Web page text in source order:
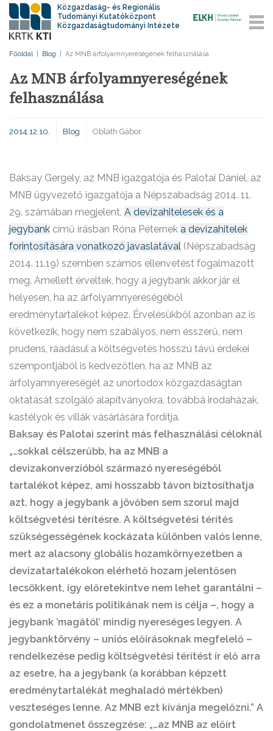
Közgazdaság- és Regionális
Tudományi Kutatóközpont
Közgazdaságtudományi Intézete
Főoldal Blog Az MNB árfolyamnyereségének felhasználása
Az MNB árfolyamnyereségének
felhasználása
2014.12.10. Blog Oblath Gábor
Baksay Gergely, az MNB igazgatója és Palotai Dániel, az
MNB ügyvezető igazgatója a Népszabadság 2014. 11.
29. számában megjelent, A devizahitelesek és a
jegybank című írásban Róna Péternek a devizahitelek
forintosítására vonatkozó javaslatával (Népszabadság
2014. 11.19) szemben számos ellenvetést fogalmazott
meg. Amellett érveltek, hogy a jegybank akkor jár el
helyesen, ha az árfolyamnyereségéből
eredménytartalékot képez. Érvelésükből azonban az is
következik, hogy nem szabályos, nem ésszerű, nem
prudens, ráadásul a költségvetés hosszú távú érdekei
szempontjából is kedvezőtlen, ha az MNB az
árfolyamnyereségét az unortodox közgazdaságtan
oktatását szolgáló alapítványokra, továbbá irodaházak,
kastélyok és villák vásárlására fordítja.
Baksay és Palotai szerint más felhasználási céloknál
„…sokkal célszerűbb, ha az MNB a
devizakonverzióból származó nyereségéből
tartalékot képez, ami hosszabb távon biztosíthatja
azt, hogy a jegybank a jövőben sem szorul majd
költségvetési térítésre. A költségvetési térítés
szükségességének kockázata különben valós lenne,
mert az alacsony globális hozamkörnyezetben a
devizatartalékokon elérhető hozam jelentősen
lecsökkent, így előretekintve nem lehet garantálni –
és ez a monetáris politikának nem is célja –, hogy a
jegybank ’magától’ mindig nyereséges legyen. A
jegybanktörvény – uniós előírásoknak megfelelő –
rendelkezése pedig költségvetési térítést ír elő arra
az esetre, ha a jegybank (a korábban képzett
eredménytartalékát meghaladó mértékben)
veszteséges lenne. Az MNB ezt kívánja megelőzni.” A
gondolatmenet összegzése: „…az MNB az előírt